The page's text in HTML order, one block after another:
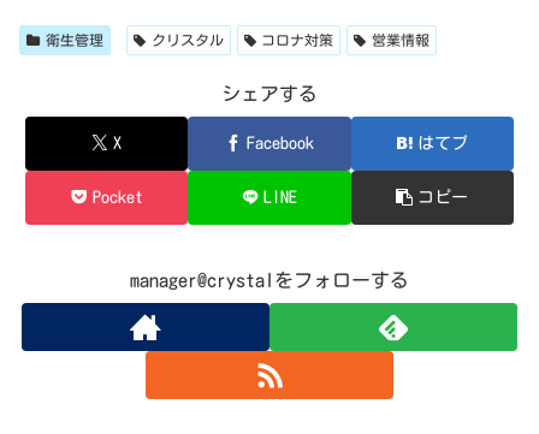
衛生管理 クリスタル コロナ対策 営業情報
シェアする
X Facebook はてブ
Pocket LINE コピー
manager@crystalをフォローする